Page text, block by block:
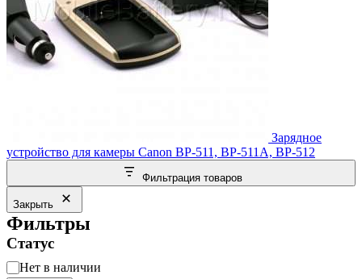
Зарядное
устройство для камеры Canon BP-511, BP-511A, BP-512
Фильтрация товаров
Закрыть
Фильтры
Статус
Статус
Нет в наличии